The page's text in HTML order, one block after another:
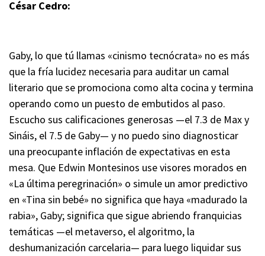
César Cedro:
Gaby, lo que tú llamas «cinismo tecnócrata» no es más
que la fría lucidez necesaria para auditar un camal
literario que se promociona como alta cocina y termina
operando como un puesto de embutidos al paso.
Escucho sus calificaciones generosas —el 7.3 de Max y
Sináis, el 7.5 de Gaby— y no puedo sino diagnosticar
una preocupante inflación de expectativas en esta
mesa. Que Edwin Montesinos use visores morados en
«La última peregrinación» o simule un amor predictivo
en «Tina sin bebé» no significa que haya «madurado la
rabia», Gaby; significa que sigue abriendo franquicias
temáticas —el metaverso, el algoritmo, la
deshumanización carcelaria— para luego liquidar sus